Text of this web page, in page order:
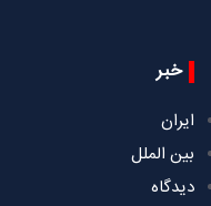
خبر
ایران
بین الملل
دیدگاه